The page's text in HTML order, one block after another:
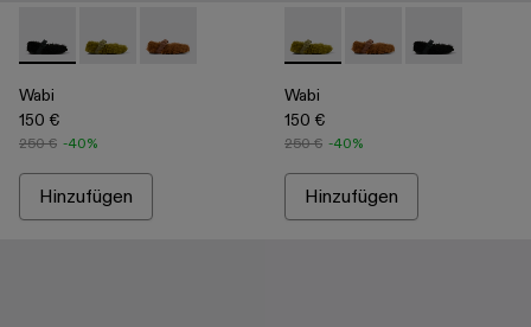
Wabi - A500036-001 - Schwarzer Spangenschuh aus
Wabi - A500036-003 - Grüner Spangenschuh aus
Wabi - A500036-002
Wabi
150 €
250 € -40%
Hinzufügen
Wabi - A500036-003 -
Wabi - A500036-002
Wabi -
Wabi
150 €
250 € -40%
Hinzufügen